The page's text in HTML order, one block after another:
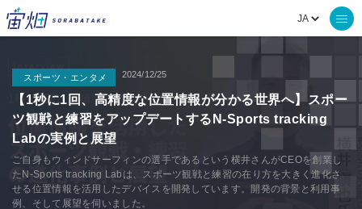
スポーツ・エンタメ 2024/12/25
【1秒に1回、高精度な位置情報が分かる世界へ】スポー
ツ観戦と練習をアップデートするN-Sports tracking
Labの実例と展望
ご自身もウィンドサーフィンの選手であるという横井さんがCEOを創業し
たN-Sports tracking Labは、スポーツ観戦と練習の在り方を大きく進化さ
せる位置情報を活用したデバイスを開発しています。開発の背景と利用事
例、そして展望を伺いました。